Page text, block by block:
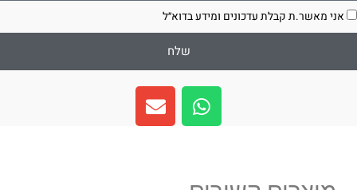
אני מאשר.ת קבלת עדכונים ומידע בדוא״ל
שלח
W
h
a
E
n
v